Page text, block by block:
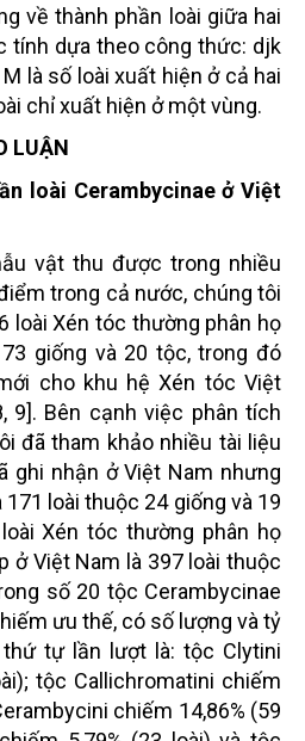
về thành phần loài giữa hai
tính dựa theo công thức: djk
là số loài xuất hiện ở cả hai
chỉ xuất hiện ở một vùng.
LUẬN
loài Cerambycinae ở Việt
vật thu được trong nhiều
trong cả nước, chúng tôi
loài Xén tóc thường phân họ
giống và 20 tộc, trong đó
cho khu hệ Xén tóc Việt
9]. Bên cạnh việc phân tích
đã tham khảo nhiều tài liệu
ghi nhận ở Việt Nam nhưng
loài thuộc 24 giống và 19
Xén tóc thường phân họ
ở Việt Nam là 397 loài thuộc
số 20 tộc Cerambycinae
ưu thế, có số lượng và tỷ
tự lần lượt là: tộc Clytini
tộc Callichromatini chiếm
chiếm 14,86% (59